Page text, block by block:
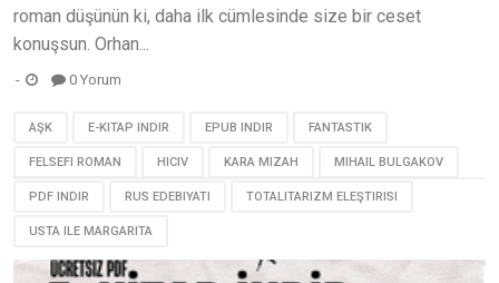
roman düşünün ki, daha ilk cümlesinde size bir ceset
konuşsun. Orhan...
0 Yorum
AŞK E-KITAP INDIR EPUB INDIR FANTASTIK
FELSEFI ROMAN HICIV KARA MIZAH MIHAIL BULGAKOV
PDF INDIR RUS EDEBIYATI TOTALITARIZM ELEŞTIRISI
USTA ILE MARGARITA